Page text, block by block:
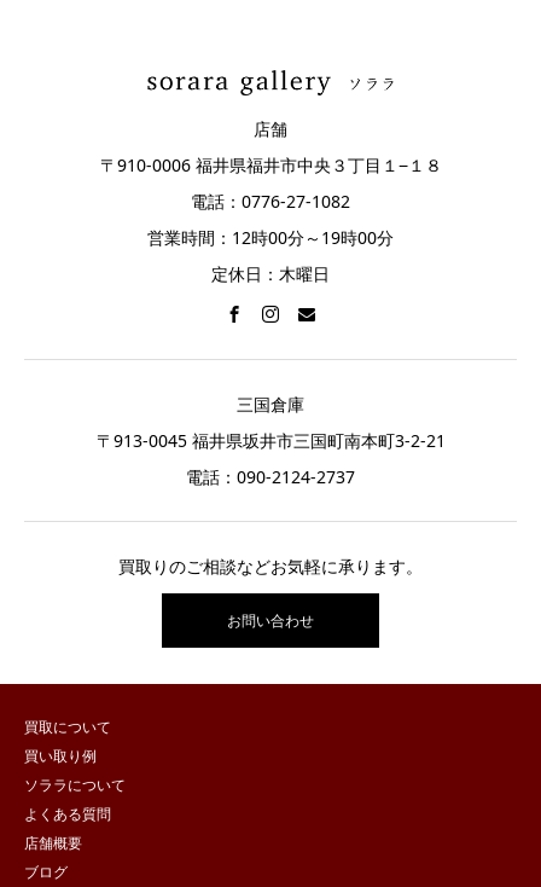
店舗
〒910-0006 福井県福井市中央３丁目１−１８
電話：0776-27-1082
営業時間：12時00分～19時00分
定休日：木曜日
三国倉庫
〒913-0045 福井県坂井市三国町南本町3-2-21
電話： 090-2124-2737
買取りのご相談などお気軽に承ります。
お問い合わせ
買取について
買い取り例
ソララについて
よくある質問
店舗概要
ブログ